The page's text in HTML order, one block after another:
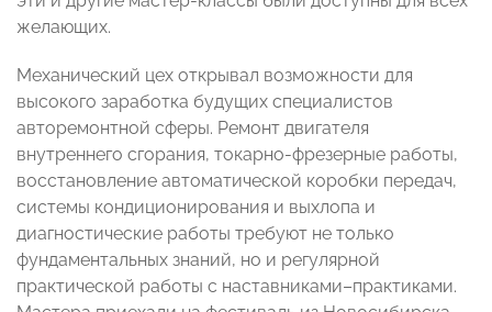
желающих.
Механический цех открывал возможности для
высокого заработка будущих специалистов
авторемонтной сферы. Ремонт двигателя
внутреннего сгорания, токарно-фрезерные работы,
восстановление автоматической коробки передач,
системы кондиционирования и выхлопа и
диагностические работы требуют не только
фундаментальных знаний, но и регулярной
практической работы с наставниками–практиками.